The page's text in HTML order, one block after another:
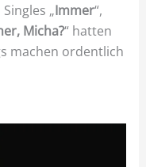
„Immer“,
Micha?“ hatten
machen ordentlich